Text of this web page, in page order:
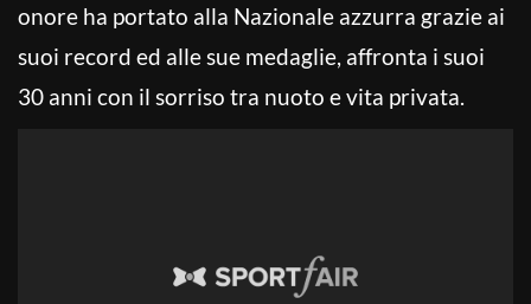
onore ha portato alla Nazionale azzurra grazie ai
suoi record ed alle sue medaglie, affronta i suoi
30 anni con il sorriso tra nuoto e vita privata.